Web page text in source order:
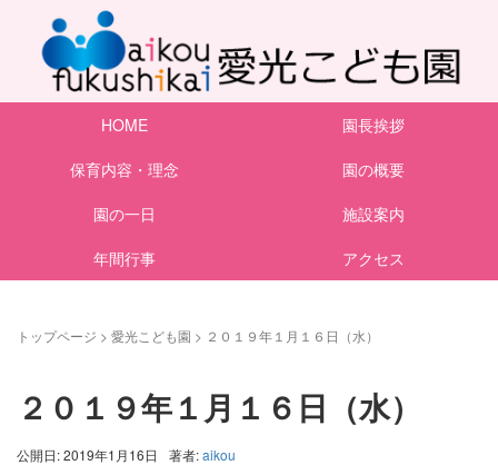
HOME
園長挨拶
保育内容・理念
園の概要
園の一日
施設案内
年間行事
アクセス
トップページ > 愛光こども園 > ２０１９年１月１６日（水）
２０１９年１月１６日（水）
公開日: 2019年1月16日 著者:aikou